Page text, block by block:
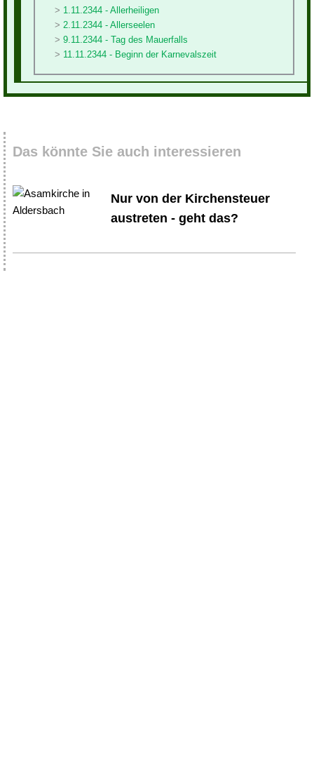
1.11.2344 - Allerheiligen
2.11.2344 - Allerseelen
9.11.2344 - Tag des Mauerfalls
11.11.2344 - Beginn der Karnevalszeit
Das könnte Sie auch interessieren
Nur von der Kirchensteuer
austreten - geht das?